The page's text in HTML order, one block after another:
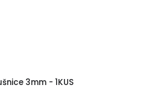
3mm - 1KUS